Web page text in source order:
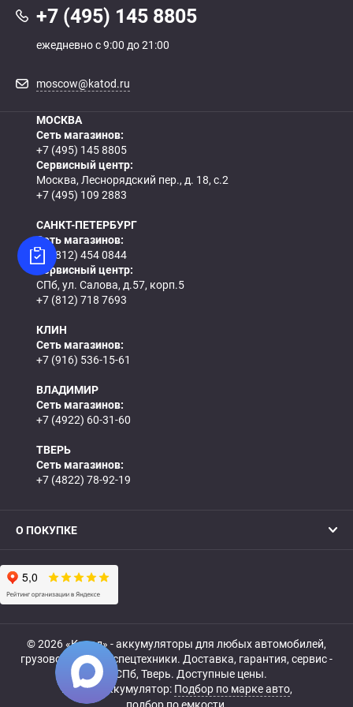
+7 (495) 145 8805
ежедневно с 9:00 до 21:00
moscow@katod.ru
МОСКВА
Сеть магазинов:
+7 (495) 145 8805
Сервисный центр:
Москва, Леснорядский пер., д. 18, с.2
+7 (495) 109 2883
САНКТ-ПЕТЕРБУРГ
Сеть магазинов:
+7 (812) 454 0844
Сервисный центр:
СПб, ул. Салова, д.57, корп.5
+7 (812) 718 7693
КЛИН
Сеть магазинов:
+7 (916) 536-15-61
ВЛАДИМИР
Сеть магазинов:
+7 (4922) 60-31-60
ТВЕРЬ
Сеть магазинов:
+7 (4822) 78-92-19
О ПОКУПКЕ
© 2026 «Катод» - аккумуляторы для любых автомобилей,
грузовой, мото- и спецтехники. Доставка, гарантия, сервис -
МСК, СПб, Тверь. Доступные цены.
Купить аккумулятор: Подбор по марке авто,